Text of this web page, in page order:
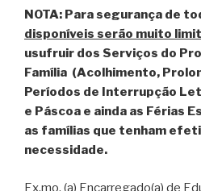
NOTA: Para segurança de
disponíveis serão muito
usufruir dos Serviços do
Família (Acolhimento,
Períodos de Interrupção
e Páscoa e ainda as Férias
as famílias que tenham
necessidade.
Ex.mo. (a) Encarregado(a) de